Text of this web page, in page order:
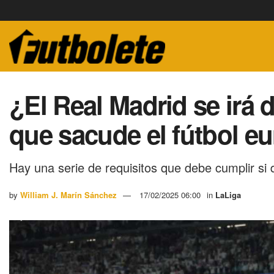
¿El Real Madrid se irá
que sacude el fútbol
Hay una serie de requisitos que debe cumplir si
by William J. Marín Sánchez 17/02/2025 06:00 in LaLiga